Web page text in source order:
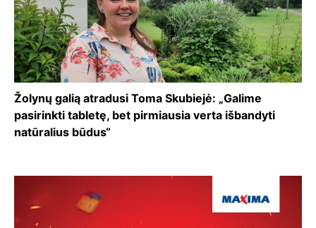
Žolynų galią atradusi Toma Skubiejė: „Galime
pasirinkti tabletę, bet pirmiausia verta išbandyti
natūralius būdus“